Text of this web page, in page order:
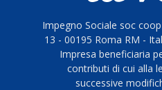
Impegno Sociale soc
13 - 00195 Roma RM -
Impresa beneficiaria
contributi di cui alla
successive